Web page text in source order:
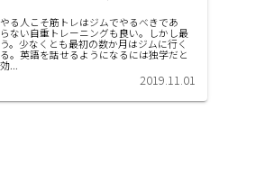
る人こそ筋トレはジムでやるべきであ
ない自重トレーニングも良い。しかし最
。少なくとも最初の数か月はジムに行く
。英語を話せるようになるには独学だと
...
2019.11.01